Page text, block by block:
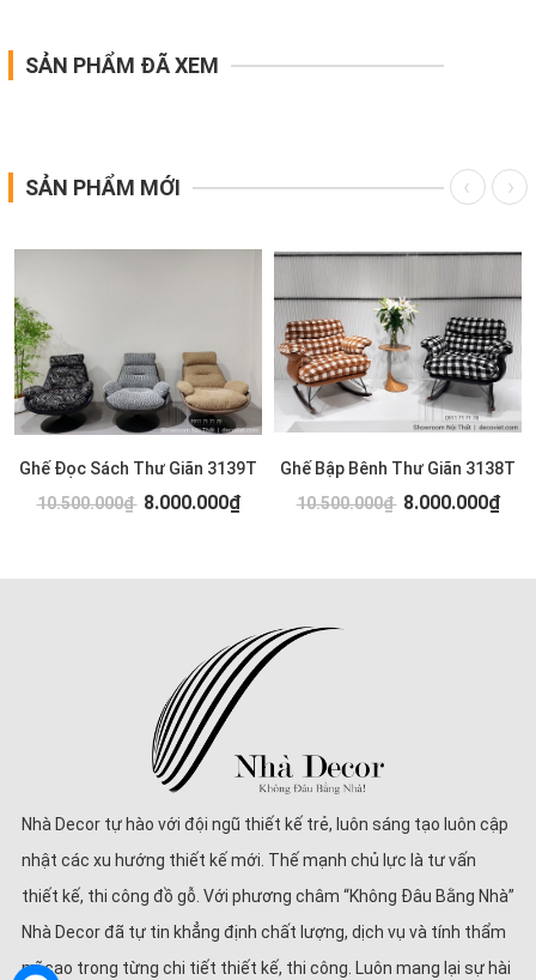
SẢN PHẨM ĐÃ XEM
SẢN PHẨM MỚI
Ghế Đọc Sách Thư Giãn 3139T
10.500.000₫ 8.000.000₫
Ghế Bập Bênh Thư Giãn 3138T
10.500.000₫ 8.000.000₫
Nhà Decor tự hào với đội ngũ thiết kế trẻ, luôn sáng tạo luôn cập
nhật các xu hướng thiết kế mới. Thế mạnh chủ lực là tư vấn
thiết kế, thi công đồ gỗ. Với phương châm “Không Đâu Bằng Nhà”
Nhà Decor đã tự tin khẳng định chất lượng, dịch vụ và tính thẩm
mĩ cao trong từng chi tiết thiết kế, thi công. Luôn mang lại sự hài